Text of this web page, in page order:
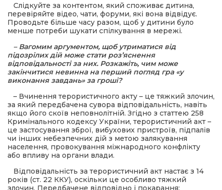
Слідкуйте за контентом, який споживає дитина,
перевіряйте відео, чати, форуми, які вона відвідує.
Проводьте більше часу разом, щоб у дитини було
менше потреби шукати спілкування в мережі.
– Вагомим аргументом, щоб утриматися від
підозрілих дій може стати роз’яснення
відповідальності за них. Розкажіть, чим може
закінчитися невинна на перший погляд гра «у
виконання завдань» за гроші?
– Вчинення терористичного акту – це тяжкий злочин,
за який передбачена сувора відповідальність, навіть
якщо його скоїв неповнолітній. Згідно з статтею 258
Кримінального кодексу України, терористичний акт –
це застосування зброї, вибухових пристроїв, підпалів
чи інших небезпечних дій з метою залякування
населення, провокування міжнародного конфлікту
або впливу на органи влади.
Відповідальність за терористичний акт настає з 14
років (ст. 22 ККУ), оскільки це особливо тяжкий
злочин. Передбачене відповідно і покарання: